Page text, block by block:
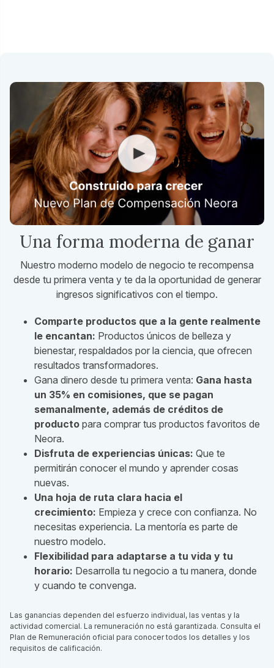
Una forma moderna de ganar
Nuestro moderno modelo de negocio te recompensa
desde tu primera venta y te da la oportunidad de generar
ingresos significativos con el tiempo.
Comparte productos que a la gente realmente
le encantan: Productos únicos de belleza y
bienestar, respaldados por la ciencia, que ofrecen
resultados transformadores.
Gana dinero desde tu primera venta: Gana hasta
un 35% en comisiones, que se pagan
semanalmente, además de créditos de
producto para comprar tus productos favoritos de
Neora.
Disfruta de experiencias únicas: Que te
permitirán conocer el mundo y aprender cosas
nuevas.
Una hoja de ruta clara hacia el
crecimiento: Empieza y crece con confianza. No
necesitas experiencia. La mentoría es parte de
nuestro modelo.
Flexibilidad para adaptarse a tu vida y tu
horario: Desarrolla tu negocio a tu manera, donde
y cuando te convenga.
Las ganancias dependen del esfuerzo individual, las ventas y la
actividad comercial. La remuneración no está garantizada. Consulta el
Plan de Remuneración oficial para conocer todos los detalles y los
requisitos de calificación.